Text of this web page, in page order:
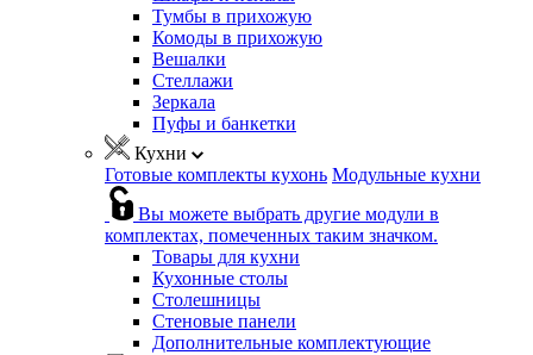
Тумбы в прихожую
Комоды в прихожую
Вешалки
Стеллажи
Зеркала
Пуфы и банкетки
Кухни
Готовые комплекты кухонь Модульные кухни
Вы можете выбрать другие модули в
комплектах, помеченных таким значком.
Товары для кухни
Кухонные столы
Столешницы
Стеновые панели
Дополнительные комплектующие